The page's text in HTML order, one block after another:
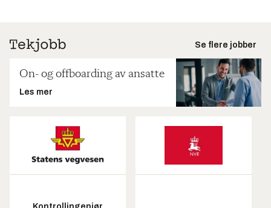
Se flere jobber
On- og offboarding av ansatte
Les mer